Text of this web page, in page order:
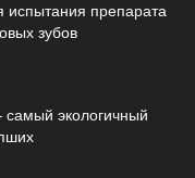
испытания препарата
зубов
экологичный